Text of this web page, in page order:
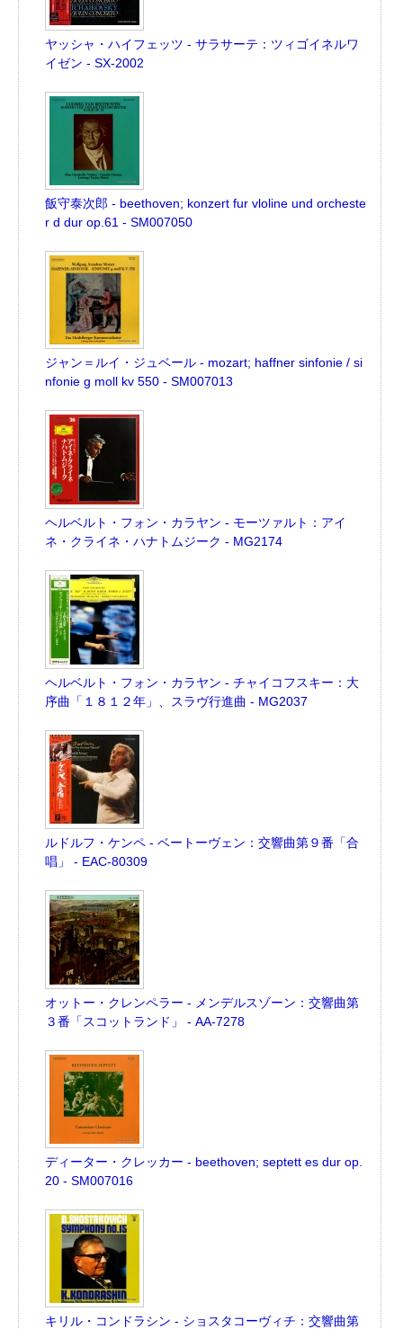
ヤッシャ・ハイフェッツ - サラサーテ：ツィゴイネルワ
イゼン - SX-2002
飯守泰次郎 - beethoven; konzert fur vloline und orcheste
r d dur op.61 - SM007050
ジャン＝ルイ・ジュベール - mozart; haffner sinfonie / si
nfonie g moll kv 550 - SM007013
ヘルベルト・フォン・カラヤン - モーツァルト：アイ
ネ・クライネ・ハナトムジーク - MG2174
ヘルベルト・フォン・カラヤン - チャイコフスキー：大
序曲「１８１２年」、スラヴ行進曲 - MG2037
ルドルフ・ケンペ - ベートーヴェン：交響曲第９番「合
唱」 - EAC-80309
オットー・クレンペラー - メンデルスゾーン：交響曲第
３番「スコットランド」 - AA-7278
ディーター・クレッカー - beethoven; septett es dur op.
20 - SM007016
キリル・コンドラシン - ショスタコーヴィチ：交響曲第